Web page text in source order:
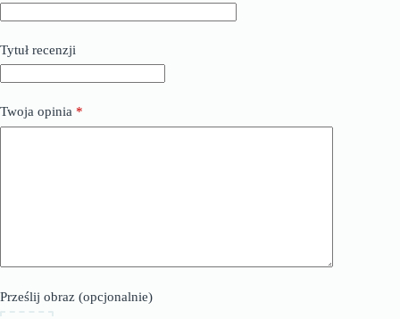
Tytuł recenzji
Twoja opinia *
Prześlij obraz (opcjonalnie)